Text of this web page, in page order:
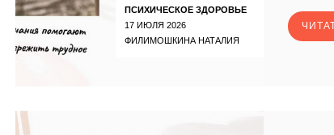
ПСИХИЧЕСКОЕ ЗДОРОВЬЕ
17 ИЮЛЯ 2026
ФИЛИМОШКИНА НАТАЛИЯ